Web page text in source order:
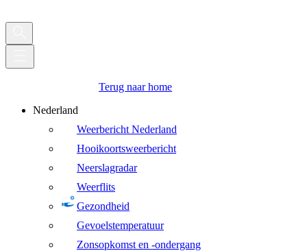
Terug naar home
Nederland
Weerbericht Nederland
Hooikoortsweerbericht
Neerslagradar
Weerflits
Gezondheid
Gevoelstemperatuur
Zonsopkomst en -ondergang